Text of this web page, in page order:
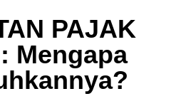
PAJAK
Mengapa